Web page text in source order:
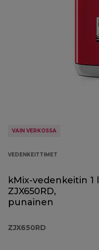
VAIN VERKOSSA
VEDENKEITTIMET
kMix-vedenkeitin 1 l
ZJX650RD,
punainen
ZJX650RD